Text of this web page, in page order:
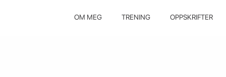
OM MEG TRENING OPPSKRIFTER